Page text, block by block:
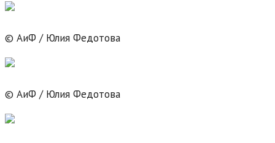
© АиФ / Юлия Федотова
© АиФ / Юлия Федотова